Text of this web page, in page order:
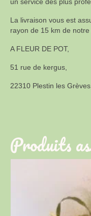
La livraison vous est
rayon de 15 km de
A FLEUR DE POT,
51 rue de kergus,
22310 Plestin les Grèves.
Produits